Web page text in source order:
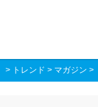
> トレンド > マガジン >